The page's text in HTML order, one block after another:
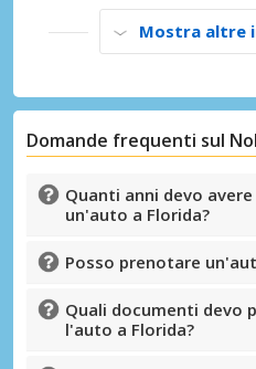
Sconti speciali
fornitori
Mostra altre
Domande frequenti sul
Quanti anni devo
un'auto a Florida?
Posso prenotare
Quali documenti devo
l'auto a Florida?